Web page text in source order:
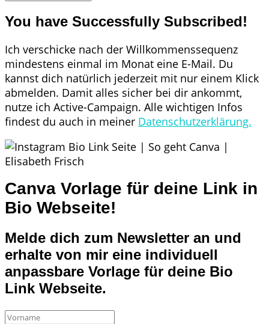
You have Successfully Subscribed!
Ich verschicke nach der Willkommenssequenz
mindestens einmal im Monat eine E-Mail. Du
kannst dich natürlich jederzeit mit nur einem Klick
abmelden. Damit alles sicher bei dir ankommt,
nutze ich Active-Campaign. Alle wichtigen Infos
findest du auch in meiner Datenschutzerklärung.
Canva Vorlage für deine Link in
Bio Webseite!
Melde dich zum Newsletter an und
erhalte von mir eine individuell
anpassbare Vorlage für deine Bio
Link Webseite.